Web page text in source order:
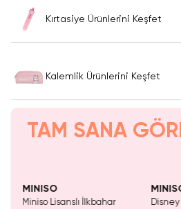
Kırtasiye Ürünlerini Keşfet
Kalemlik Ürünlerini Keşfet
TAM SANA
MINISO
Miniso Lisanslı İlkbahar